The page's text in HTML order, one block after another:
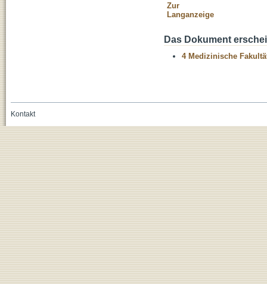
Zur
Langanzeige
Das Dokument
4 Medizinische
Kontakt